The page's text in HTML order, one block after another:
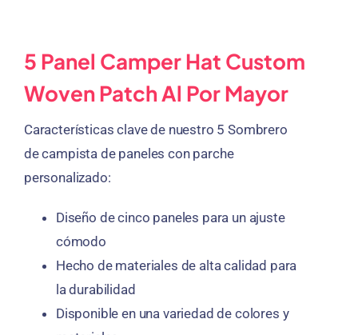
5 Panel Camper Hat Custom
Woven Patch Al Por Mayor
Características clave de nuestro 5 Sombrero
de campista de paneles con parche
personalizado:
Diseño de cinco paneles para un ajuste
cómodo
Hecho de materiales de alta calidad para
la durabilidad
Disponible en una variedad de colores y